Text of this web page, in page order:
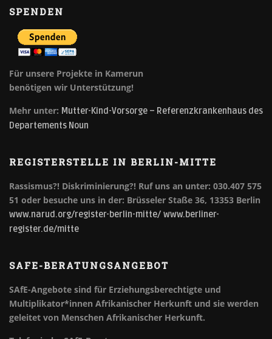
SPENDEN
Für unsere Projekte in Kamerun
benötigen wir Unterstützung!
Mehr unter: Mutter-Kind-Vorsorge – Referenzkrankenhaus des
Departements Noun
REGISTERSTELLE IN BERLIN-MITTE
Rassismus?! Diskriminierung?! Ruf uns an unter: 030.407 575
51 oder besuche uns in der: Brüsseler Staße 36, 13353 Berlin
www.narud.org/register-berlin-mitte/ www.berliner-
register.de/mitte
SAFE-BERATUNGSANGEBOT
SAfE-Angebote sind für Erziehungsberechtigte und
Multiplikator*innen Afrikanischer Herkunft und sie werden
geleitet von Menschen Afrikanischer Herkunft.